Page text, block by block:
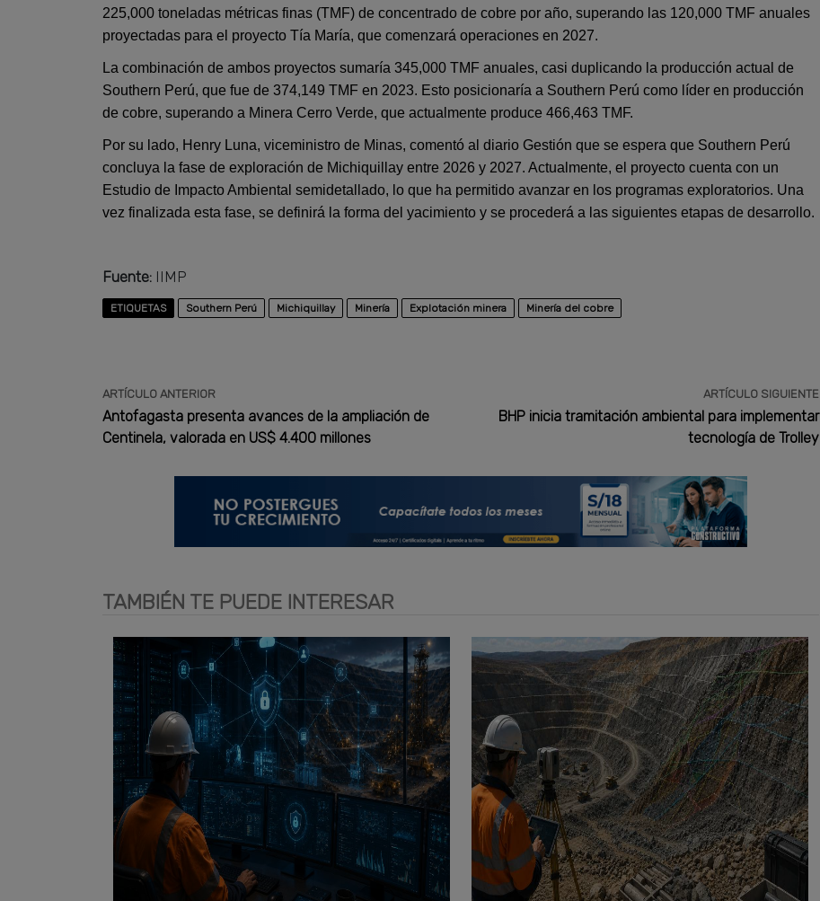
225,000 toneladas métricas finas (TMF) de concentrado de cobre por año, superando las 120,000 TMF anuales
proyectadas para el proyecto Tía María, que comenzará operaciones en 2027.
La combinación de ambos proyectos sumaría 345,000 TMF anuales, casi duplicando la producción actual de
Southern Perú, que fue de 374,149 TMF en 2023. Esto posicionaría a Southern Perú como líder en producción
de cobre, superando a Minera Cerro Verde, que actualmente produce 466,463 TMF.
Por su lado, Henry Luna, viceministro de Minas, comentó al diario Gestión que se espera que Southern Perú
concluya la fase de exploración de Michiquillay entre 2026 y 2027. Actualmente, el proyecto cuenta con un
Estudio de Impacto Ambiental semidetallado, lo que ha permitido avanzar en los programas exploratorios. Una
vez finalizada esta fase, se definirá la forma del yacimiento y se procederá a las siguientes etapas de desarrollo.
Fuente: IIMP
ETIQUETAS Southern Perú Michiquillay Minería Explotación minera Minería del cobre
ARTÍCULO ANTERIOR
Antofagasta presenta avances de la ampliación de
Centinela, valorada en US$ 4.400 millones
ARTÍCULO SIGUIENTE
BHP inicia tramitación ambiental para implementar
tecnología de Trolley
TAMBIÉN TE PUEDE INTERESAR